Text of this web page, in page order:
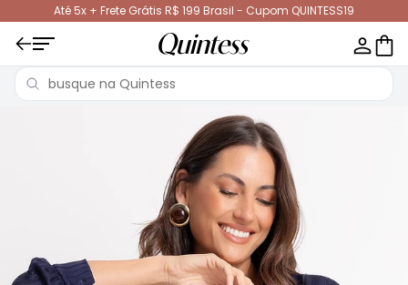
Até 5x + Frete Grátis R$ 199 Brasil - Cupom QUINTESS19